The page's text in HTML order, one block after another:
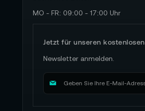
MO - FR: 09:00 - 17:00 Uhr
Jetzt für unseren kostenlosen
Newsletter anmelden.
M
d